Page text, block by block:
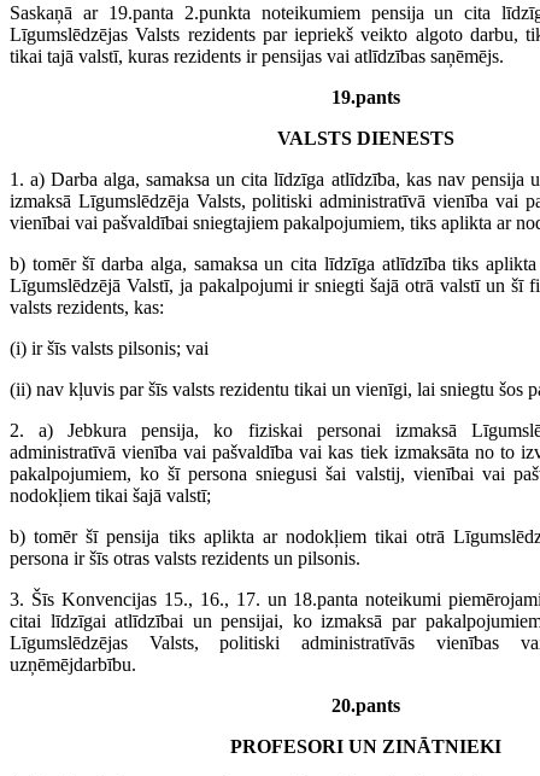
Saskaņā ar 19.panta 2.punkta noteikumiem pensija un cita
Līgumslēdzējas Valsts rezidents par iepriekš veikto algoto darbu,
tikai tajā valstī, kuras rezidents ir pensijas vai atlīdzības saņēmējs.
19.pants
VALSTS DIENESTS
1. a) Darba alga, samaksa un cita līdzīga atlīdzība, kas nav pensija
izmaksā Līgumslēdzēja Valsts, politiski administratīvā vienība vai
vienībai vai pašvaldībai sniegtajiem pakalpojumiem, tiks aplikta ar
b) tomēr šī darba alga, samaksa un cita līdzīga atlīdzība tiks
Līgumslēdzējā Valstī, ja pakalpojumi ir sniegti šajā otrā valstī un šī
valsts rezidents, kas:
(i) ir šīs valsts pilsonis; vai
(ii) nav kļuvis par šīs valsts rezidentu tikai un vienīgi, lai sniegtu šos
2. a) Jebkura pensija, ko fiziskai personai izmaksā
administratīvā vienība vai pašvaldība vai kas tiek izmaksāta no to
pakalpojumiem, ko šī persona sniegusi šai valstij, vienībai vai
nodokļiem tikai šajā valstī;
b) tomēr šī pensija tiks aplikta ar nodokļiem tikai otrā
persona ir šīs otras valsts rezidents un pilsonis.
3. Šīs Konvencijas 15., 16., 17. un 18.panta noteikumi
citai līdzīgai atlīdzībai un pensijai, ko izmaksā par
Līgumslēdzējas Valsts, politiski administratīvās vienības
uzņēmējdarbību.
20.pants
PROFESORI UN ZINĀTNIEKI